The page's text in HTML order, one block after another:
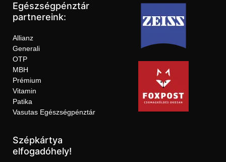
Egészségpénztár
partnereink:
Allianz
Generali
OTP
MBH
Prémium
Vitamin
Patika
Vasutas Egészségpénztár
Szépkártya
elfogadóhely!